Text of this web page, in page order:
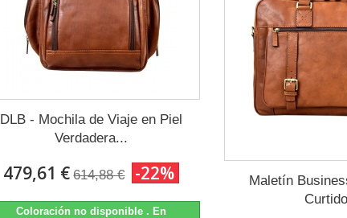
DLB - Mochila de Viaje en Piel
Verdadera...
479,61 € 614,88 € -22%
Coloración no disponible . En
Maletín